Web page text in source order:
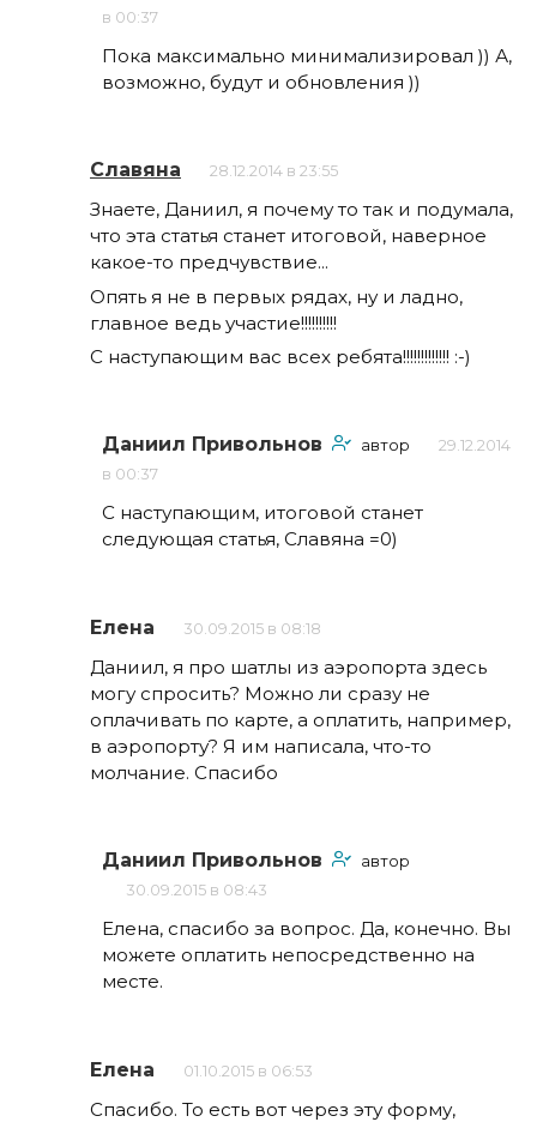
в 00:37
Пока максимально минимализировал )) А,
возможно, будут и обновления ))
Славяна 28.12.2014 в 23:55
Знаете, Даниил, я почему то так и подумала,
что эта статья станет итоговой, наверное
какое-то предчувствие...
Опять я не в первых рядах, ну и ладно,
главное ведь участие!!!!!!!!!!
С наступающим вас всех ребята!!!!!!!!!!!!! :-)
Даниил Привольнов автор
29.12.2014
в 00:37
С наступающим, итоговой станет
следующая статья, Славяна =0)
Елена 30.09.2015 в 08:18
Даниил, я про шатлы из аэропорта здесь
могу спросить? Можно ли сразу не
оплачивать по карте, а оплатить, например,
в аэропорту? Я им написала, что-то
молчание. Спасибо
Даниил Привольнов
автор
30.09.2015 в 08:43
Елена, спасибо за вопрос. Да, конечно. Вы
можете оплатить непосредственно на
месте.
Елена 01.10.2015 в 06:53
Спасибо. То есть вот через эту форму,